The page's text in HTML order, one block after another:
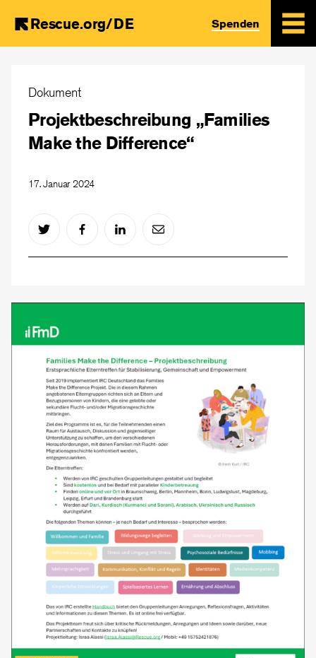
content
Rescue.org/DE Spenden
Dokument
Projektbeschreibung „Families
Make the Difference“
17. Januar 2024